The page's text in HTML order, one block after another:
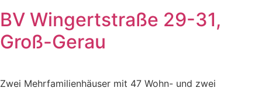
BV Wingertstraße 29-31,
Groß-Gerau
Zwei Mehrfamilienhäuser mit 47 Wohn- und zwei